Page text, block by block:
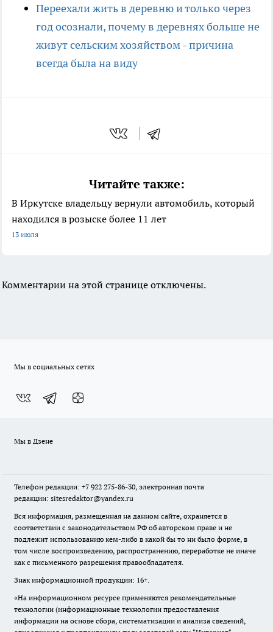
Переехали жить в деревню и только через
год осознали, почему в деревнях больше не
живут сельским хозяйством - причина
всегда была на виду
Читайте также:
В Иркутске владельцу вернули автомобиль, который
находился в розыске более 11 лет
13 июля
Комментарии на этой странице отключены.
Мы в социальных сетях
Мы в Дзене
Телефон редакции: +7 922 275-86-30, электронная почта
редакции: sitesredaktor@yandex.ru
Вся информация, размещенная на данном сайте, охраняется в
соответствии с законодательством РФ об авторском праве и не
подлежит использованию кем-либо в какой бы то ни было форме, в
том числе воспроизведению, распространению, переработке не иначе
как с письменного разрешения правообладателя.
Знак информационной продукции: 16+.
«На информационном ресурсе применяются рекомендательные
технологии (информационные технологии предоставления
информации на основе сбора, систематизации и анализа сведений,